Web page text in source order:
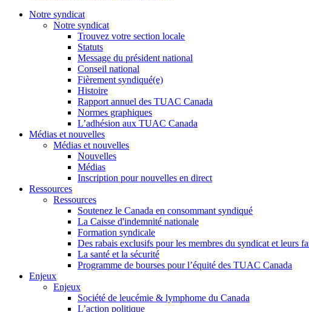
Notre syndicat
Notre syndicat
Trouvez votre section locale
Statuts
Message du président national
Conseil national
Fièrement syndiqué(e)
Histoire
Rapport annuel des TUAC Canada
Normes graphiques
L’adhésion aux TUAC Canada
Médias et nouvelles
Médias et nouvelles
Nouvelles
Médias
Inscription pour nouvelles en direct
Ressources
Ressources
Soutenez le Canada en consommant syndiqué
La Caisse d'indemnité nationale
Formation syndicale
Des rabais exclusifs pour les membres du syndicat et leurs
La santé et la sécurité
Programme de bourses pour l’équité des TUAC Canada
Enjeux
Enjeux
Société de leucémie & lymphome du Canada
L’action politique